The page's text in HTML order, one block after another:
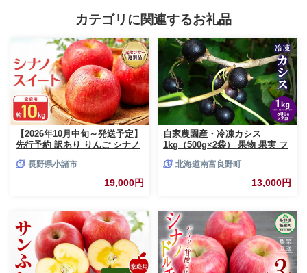
カテゴリに関連するお礼品
【2026年10月中旬～発送予定】
先行予約 訳あり りんご シナノ
庭用 フルーツ 果物 甘い 訳あり
長野県小諸市
19,000円
自家農園産・冷凍カシス
1kg（500g×2袋） 果物 果実 フ
北海道南富良野町
13,000円